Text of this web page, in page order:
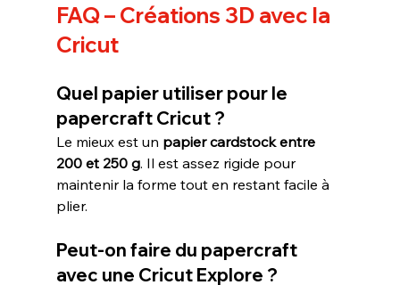
FAQ – Créations 3D avec la
Cricut
Quel papier utiliser pour le
papercraft Cricut ?
Le mieux est un papier cardstock entre
200 et 250 g. Il est assez rigide pour
maintenir la forme tout en restant facile à
plier.
Peut-on faire du papercraft
avec une Cricut Explore ?